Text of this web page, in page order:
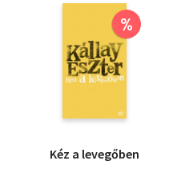
%
Kéz a levegőben